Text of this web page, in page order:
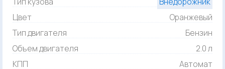
Цвет
Оранжевый
Тип двигателя
Бензин
Объем двигателя
2.0 л
КПП
Автомат